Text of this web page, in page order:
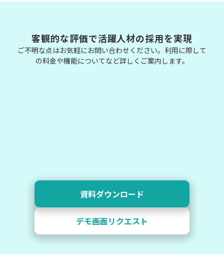
客観的な評価で活躍人材の採用を実現
ご不明な点はお気軽にお問い合わせください。利用に際して
の料金や機能についてなど詳しくご案内します。
デモ画面リクエスト
資料ダウンロード